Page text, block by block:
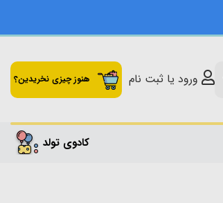
ورود یا ثبت نام هنوز چیزی نخریدین؟
کادوی تولد